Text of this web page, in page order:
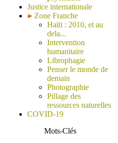
Justice internationale
Zone Franche
Haïti : 2010, et au
dela...
Intervention
humanitaire
Librophagie
Penser le monde de
demain
Photographie
Pillage des
ressources naturelles
COVID-19
Mots-Clés